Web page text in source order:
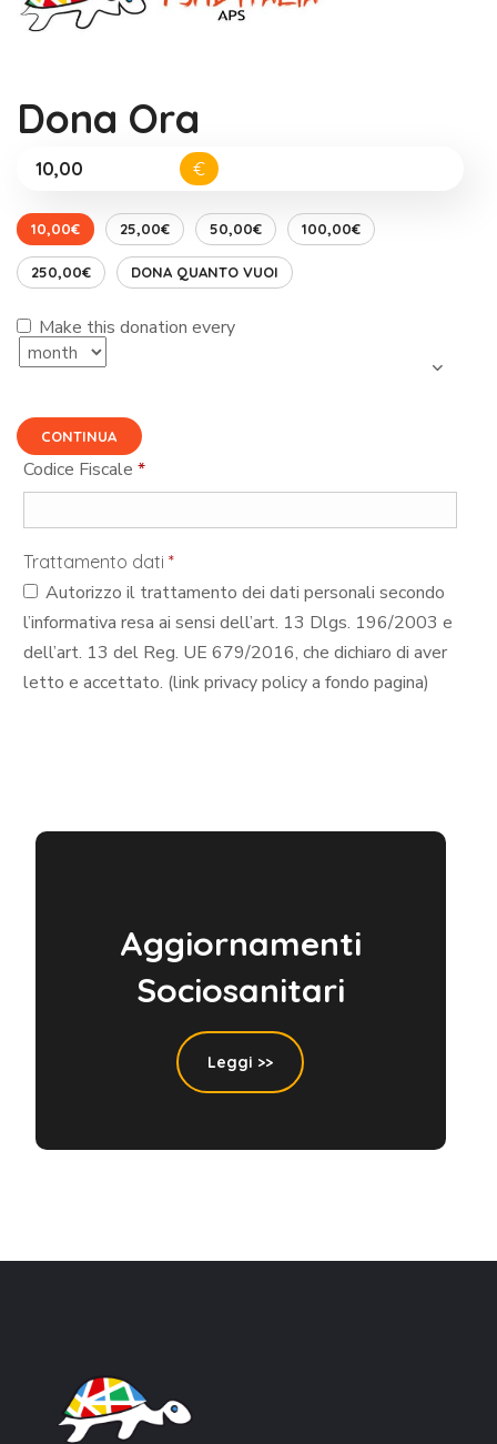
Dona Ora
€
10,00€ 25,00€ 50,00€ 100,00€
250,00€ DONA QUANTO VUOI
Make this donation every
CONTINUA
Codice Fiscale*
Trattamento dati*
Autorizzo il trattamento dei dati personali secondo
l’informativa resa ai sensi dell’art. 13 Dlgs. 196/2003 e
dell’art. 13 del Reg. UE 679/2016, che dichiaro di aver
letto e accettato. (link privacy policy a fondo pagina)
Aggiornamenti
Sociosanitari
Leggi >>